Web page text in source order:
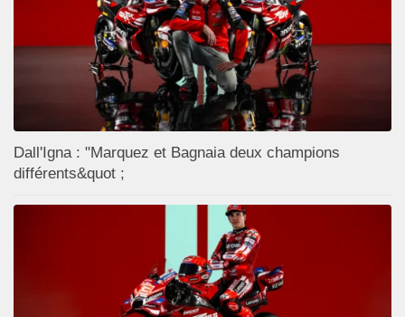
Dall'Igna : "Marquez et Bagnaia deux champions
différents&quot ;